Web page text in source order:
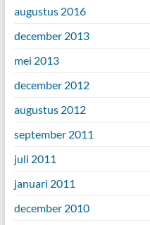
augustus 2016
december 2013
mei 2013
december 2012
augustus 2012
september 2011
juli 2011
januari 2011
december 2010